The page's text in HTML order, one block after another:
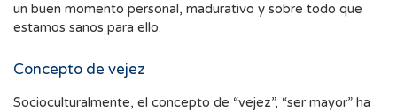
un buen momento personal, madurativo y sobre todo que
estamos sanos para ello.
Concepto de vejez
Socioculturalmente, el concepto de “vejez”, “ser mayor” ha